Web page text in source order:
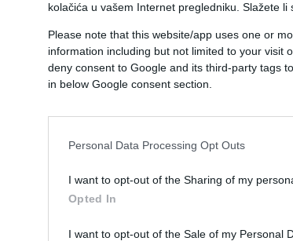
kolačića u vašem Internet pregledniku. Slažete li
Please note that this website/app uses one or
information including but not limited to your visit
deny consent to Google and its third-party tags
in below Google consent section.
Personal Data Processing Opt Outs
I want to opt-out of the Sharing of my
Opted In
I want to opt-out of the Sale of my Personal
novog automobila.., međutim, ponekad